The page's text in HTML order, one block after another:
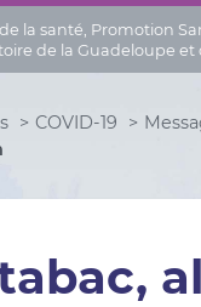
la santé, Promotion
de la Guadeloupe et
COVID-19
tabac,